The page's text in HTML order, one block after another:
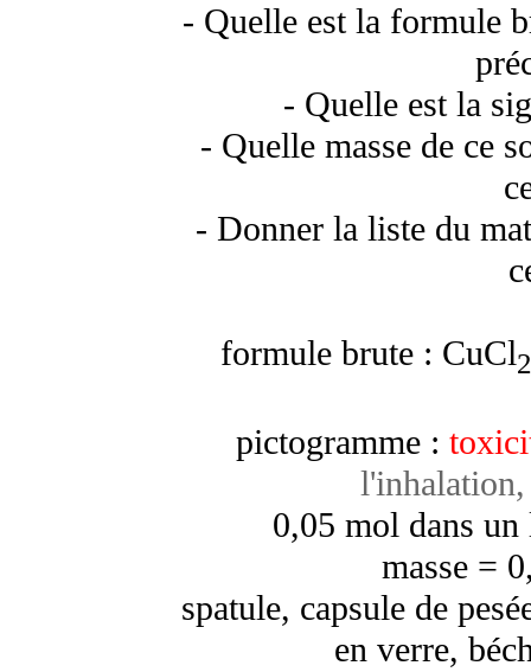
- Quelle est la formule
- Quelle est la
- Quelle masse de ce
- Donner la liste du
formule brute : CuCl2
pictogramme :
l'inhalation,
0,05 mol dans
masse =
spatule, capsule de
en verre,